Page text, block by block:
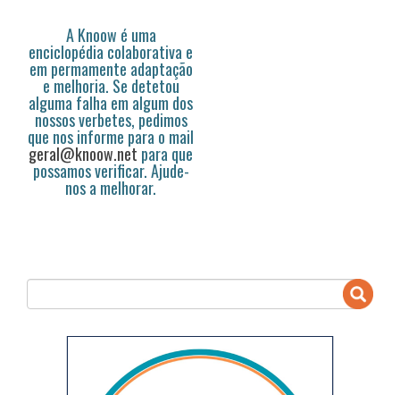
A Knoow é uma
enciclopédia colaborativa e
em permamente adaptação
e melhoria. Se detetou
alguma falha em algum dos
nossos verbetes, pedimos
que nos informe para o mail
geral@knoow.net para que
possamos verificar. Ajude-
nos a melhorar.